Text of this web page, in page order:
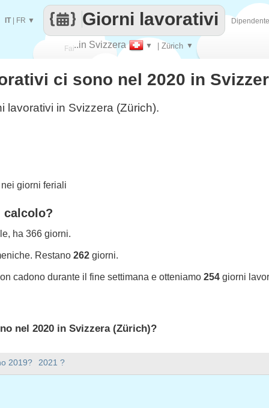
Fai
contare
..in Svizzera ▼ | Zürich ▼
Giorni lavorativi
IT| FR ▼
2019? 2021 ?
ci sono nel 2020 in
lavorativi in Svizzera (Zürich).
giorni feriali
calcolo?
ha 366 giorni.
Restano 262 giorni.
cadono durante il fine settimana e otteniamo 254 giorni
nel 2020 in Svizzera (Zürich)?